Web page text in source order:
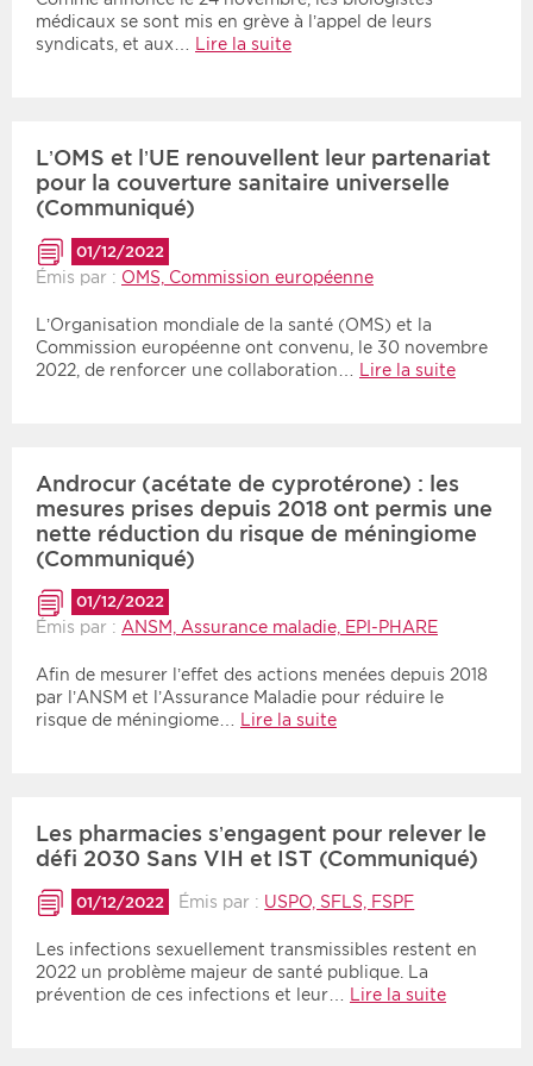
médicaux se sont mis en grève à l’appel de leurs
syndicats, et aux… Lire la suite
L’OMS et l’UE renouvellent leur partenariat
pour la couverture sanitaire universelle
(Communiqué)
01/12/2022
Émis par : OMS, Commission européenne
L’Organisation mondiale de la santé (OMS) et la
Commission européenne ont convenu, le 30 novembre
2022, de renforcer une collaboration…
Lire la suite
Androcur (acétate de cyprotérone) : les
mesures prises depuis 2018 ont permis une
nette réduction du risque de méningiome
(Communiqué)
01/12/2022
Émis par : ANSM, Assurance maladie, EPI-PHARE
Afin de mesurer l’effet des actions menées depuis 2018
par l’ANSM et l’Assurance Maladie pour réduire le
risque de méningiome…
Lire la suite
Les pharmacies s’engagent pour relever le
défi 2030 Sans VIH et IST (Communiqué)
01/12/2022 Émis par : USPO, SFLS, FSPF
Les infections sexuellement transmissibles restent en
2022 un problème majeur de santé publique. La
prévention de ces infections et leur…
Lire la suite